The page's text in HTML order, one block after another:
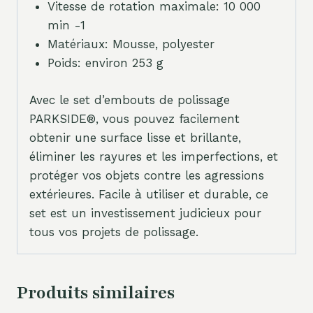
Vitesse de rotation maximale: 10 000
min -1
Matériaux: Mousse, polyester
Poids: environ 253 g
Avec le set d’embouts de polissage
PARKSIDE®, vous pouvez facilement
obtenir une surface lisse et brillante,
éliminer les rayures et les imperfections, et
protéger vos objets contre les agressions
extérieures. Facile à utiliser et durable, ce
set est un investissement judicieux pour
tous vos projets de polissage.
Produits similaires